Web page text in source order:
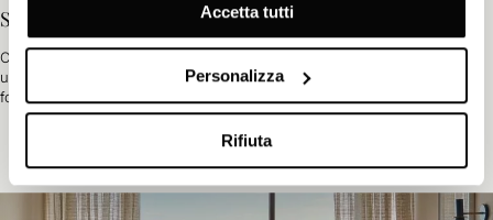
Accetta tutti
Personalizza
Rifiuta
Soggiorno a Villa Royal
Collegata all'hotel principale tramite la hall d'ingresso, Villa Royal è
un'antica residenza signorile ripensata con 32 camere eleganti, che
fonde il carattere storico con il comfort moderno e un lusso discreto.